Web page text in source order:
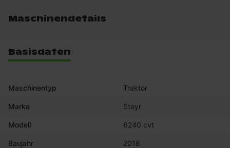
Maschinendetails
Basisdaten
Maschinentyp Traktor
Marke Steyr
Modell 6240 cvt
Baujahr 2018